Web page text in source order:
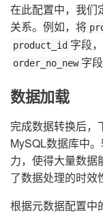
在此配置中，我们
关系。例如，将
product_id 字段
order_no_new 字段
数据加载
完成数据转换后，
MySQL数据库中
力，使得大量数据
了数据处理的时效
根据元数据配置中